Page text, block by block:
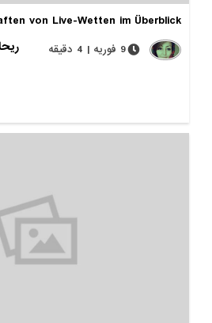
von Live-Wetten im Überblick
9 فوریه | 4 دقیقه